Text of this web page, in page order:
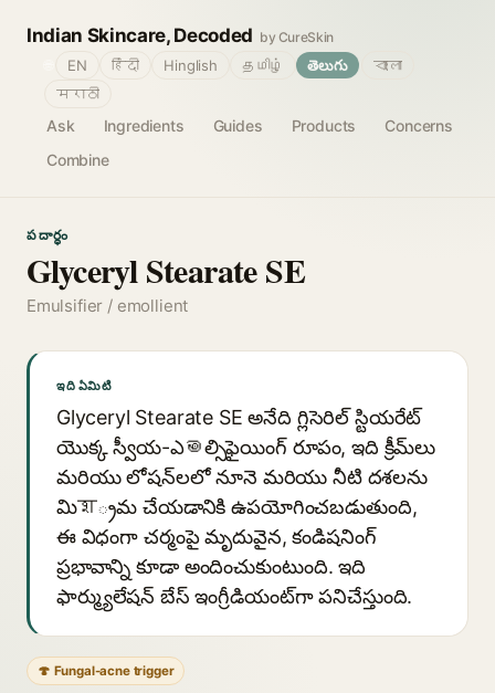
Indian Skincare, Decoded by CureSkin
Ask Ingredients Guides Products
Concerns
Combine
EN हिंदी Hinglish தமிழ் తెలుగు
বাংলা
मराठी
పదార్థం
Glyceryl Stearate SE
Emulsifier / emollient
ఇది ఏమిటి
Glyceryl Stearate SE అనేది గ్లిసెరిల్ స్టియరేట్
యొక్క స్వీయ-ఎමల్సిఫైయింగ్ రూపం, ఇది క్రీమ్‌లు
మరియు లోషన్‌లలో నూనె మరియు నీటి దశలను
మిश్రమ చేయడానికి ఉపయోగించబడుతుంది,
ఈ విధంగా చర్మంపై మృదువైన, కండిషనింగ్
ప్రభావాన్ని కూడా అందించుకుంటుంది. ఇది
ఫార్మ్యులేషన్ బేస్ ఇంగ్రీడియంట్‌గా పనిచేస్తుంది.
🍄 Fungal-acne trigger